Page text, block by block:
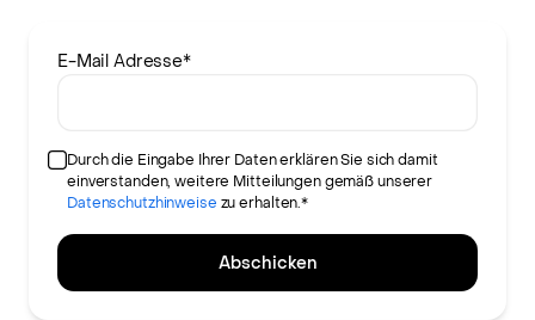
E-Mail Adresse*
Durch die Eingabe Ihrer Daten erklären Sie sich damit
einverstanden, weitere Mitteilungen gemäß unserer
Datenschutzhinweise zu erhalten.*
Abschicken